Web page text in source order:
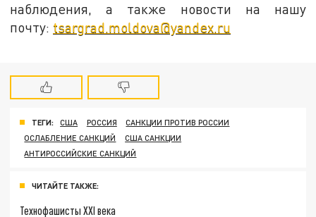
наблюдения, а также новости на нашу
почту: tsargrad.moldova@yandex.ru
ТЕГИ: США РОССИЯ
САНКЦИИ ПРОТИВ РОССИИ
ОСЛАБЛЕНИЕ САНКЦИЙ
США САНКЦИИ
АНТИРОССИЙСКИЕ САНКЦИЙ
ЧИТАЙТЕ ТАКЖЕ:
Технофашисты XXI века